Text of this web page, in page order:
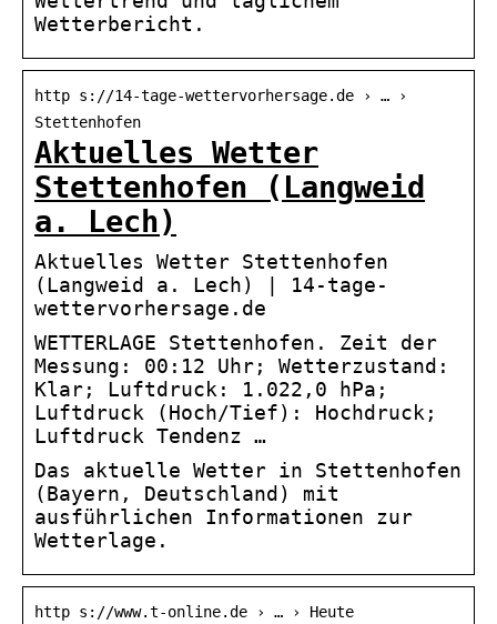
Wetterbericht.
http s://14-tage-wettervorhersage.de › … ›
Stettenhofen
Aktuelles Wetter
Stettenhofen (Langweid
a. Lech)
Aktuelles Wetter Stettenhofen
(Langweid a. Lech) | 14-tage-
wettervorhersage.de
WETTERLAGE Stettenhofen. Zeit der
Messung: 00:12 Uhr; Wetterzustand:
Klar; Luftdruck: 1.022,0 hPa;
Luftdruck (Hoch/Tief): Hochdruck;
Luftdruck Tendenz …
Das aktuelle Wetter in Stettenhofen
(Bayern, Deutschland) mit
ausführlichen Informationen zur
Wetterlage.
http s://www.t-online.de › … › Heute